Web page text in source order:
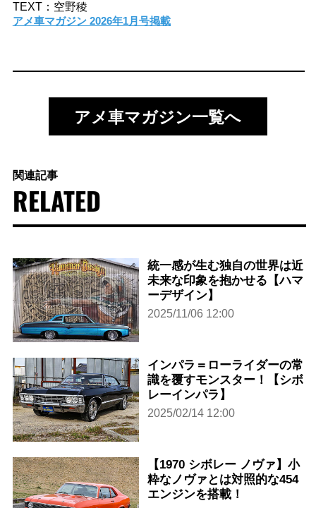
TEXT：空野稜
アメ車マガジン 2026年1月号掲載
アメ車マガジン一覧へ
関連記事
RELATED
統一感が生む独自の世界は近
未来な印象を抱かせる【ハマ
ーデザイン】
2025/11/06 12:00
インパラ＝ローライダーの常
識を覆すモンスター！【シボ
レーインパラ】
2025/02/14 12:00
【1970 シボレー ノヴァ】小
粋なノヴァとは対照的な454
エンジンを搭載！